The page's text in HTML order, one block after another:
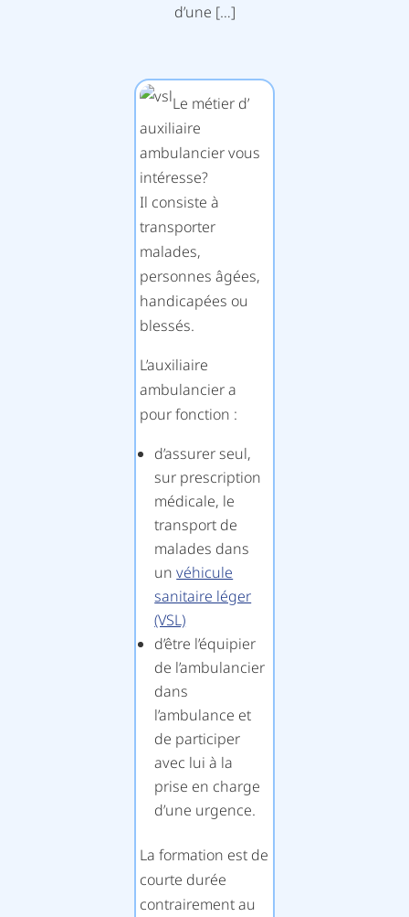
d’une […]
Le métier d’
auxiliaire
ambulancier vous
intéresse?
Il consiste à
transporter
malades,
personnes âgées,
handicapées ou
blessés.
L’auxiliaire
ambulancier a
pour fonction :
d’assurer seul,
sur prescription
médicale, le
transport de
malades dans
unvéhicule
sanitaire léger
(VSL)
d’être l’équipier
de l’ambulancier
dans
l’ambulance et
de participer
avec lui à la
prise en charge
d’une urgence.
La formation est de
courte durée
contrairement au